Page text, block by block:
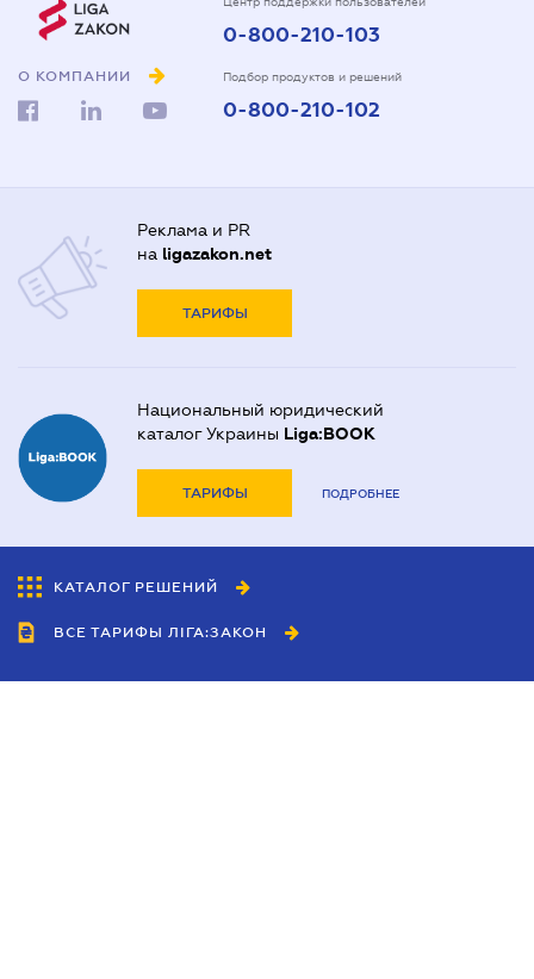
О КОМПАНИИ
0-800-210-103
Подбор продуктов и решений
0-800-210-102
Реклама и PR
на ligazakon.net
ТАРИФЫ
Национальный юридический
каталог Украины Liga:BOOK
ТАРИФЫ ПОДРОБНЕЕ
КАТАЛОГ РЕШЕНИЙ
ВСЕ ТАРИФЫ ЛІГА:ЗАКОН